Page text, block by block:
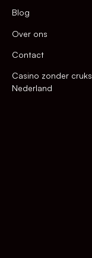
Blog
Over ons
Contact
Casino zonder cruks
Nederland